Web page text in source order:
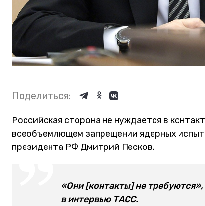
Поделиться:
Российская сторона не нуждается в
всеобъемлющем запрещении ядерных
президента РФ Дмитрий Песков.
«Они [контакты] не
в интервью ТАСС.